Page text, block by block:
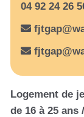
04 92 24 26
Logement de
de 16 à 25 ans /